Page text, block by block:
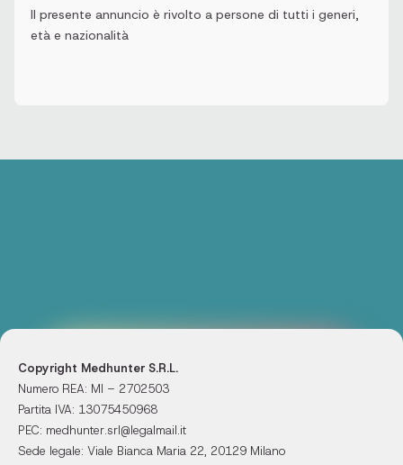
Il presente annuncio è rivolto a persone di tutti i generi,
età e nazionalità
Copyright Medhunter S.R.L.
Numero REA: MI – 2702503
Partita IVA: 13075450968
PEC: medhunter.srl@legalmail.it
Sede legale: Viale Bianca Maria 22, 20129 Milano